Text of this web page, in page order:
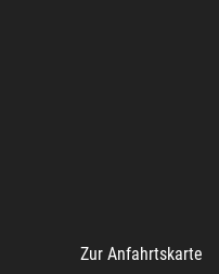
Zur Anfahrtskarte